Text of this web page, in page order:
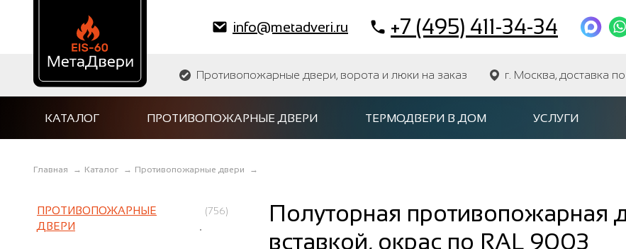
info@metadveri.ru +7 (495) 411-34-34
Противопожарные двери, ворота и люки на заказ г. Москва, доставка
КАТАЛОГ ПРОТИВОПОЖАРНЫЕ ДВЕРИ ТЕРМОДВЕРИ В ДОМ УСЛУГИ
Главная → Каталог → Противопожарные двери →
ПРОТИВОПОЖАРНЫЕ
ДВЕРИ
(756)
Полуторная противопожарная
вставкой, окрас по RAL 9003